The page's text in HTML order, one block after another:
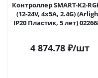
Контроллер SMART-K2-
(12-24V, 4x5A, 2.4G)
IP20 Пластик, 5 лет)
4 874.78₽/шт